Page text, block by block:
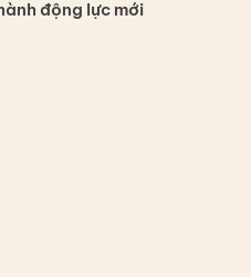
động lực mới